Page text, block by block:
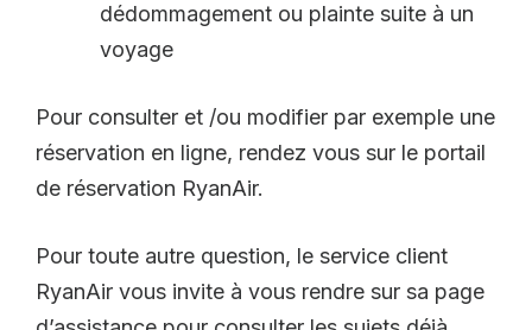
dédommagement ou plainte suite à un
voyage
Pour consulter et /ou modifier par exemple une
réservation en ligne, rendez vous sur le portail
de réservation RyanAir.
Pour toute autre question, le service client
RyanAir vous invite à vous rendre sur sa page